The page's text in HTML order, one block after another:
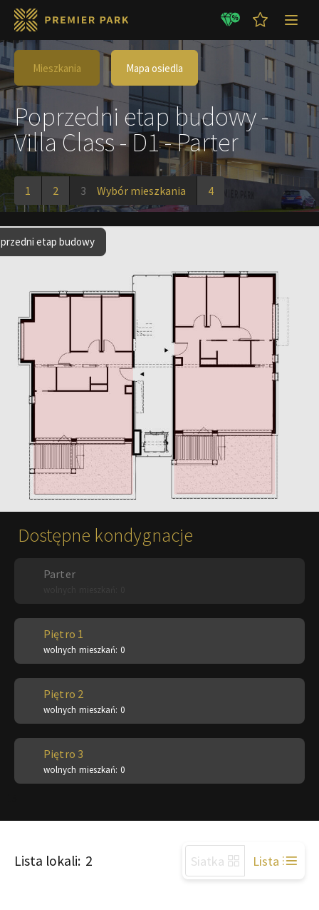
Mieszkania Mapa osiedla
Poprzedni etap budowy -
Villa Class - D1 - Parter
1 2 3 Wybór mieszkania 4
etap budowy
Dostępne kondygnacje
Parter
Piętro 1
wolnych mieszkań: 0
Piętro 2
wolnych mieszkań: 0
Piętro 3
wolnych mieszkań: 0
Lista lokali: 2 Siatka Lista